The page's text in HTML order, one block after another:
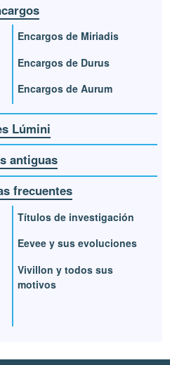
Encargos de Miriadis
Encargos de Durus
Encargos de Aurum
Lúmini
antiguas
frecuentes
Títulos de investigación
Eevee y sus evoluciones
Vivillon y todos sus
motivos